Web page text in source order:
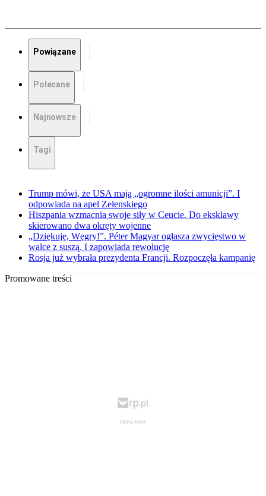
Powiązane
Polecane
Najnowsze
Tagi
Trump mówi, że USA mają „ogromne ilości amunicji”. I
odpowiada na apel Zełenskiego
Hiszpania wzmacnia swoje siły w Ceucie. Do eksklawy
skierowano dwa okręty wojenne
„Dziękuję, Węgry!”. Péter Magyar ogłasza zwycięstwo w
walce z suszą. I zapowiada rewolucję
Rosja już wybrała prezydenta Francji. Rozpoczęła kampanię
Promowane treści